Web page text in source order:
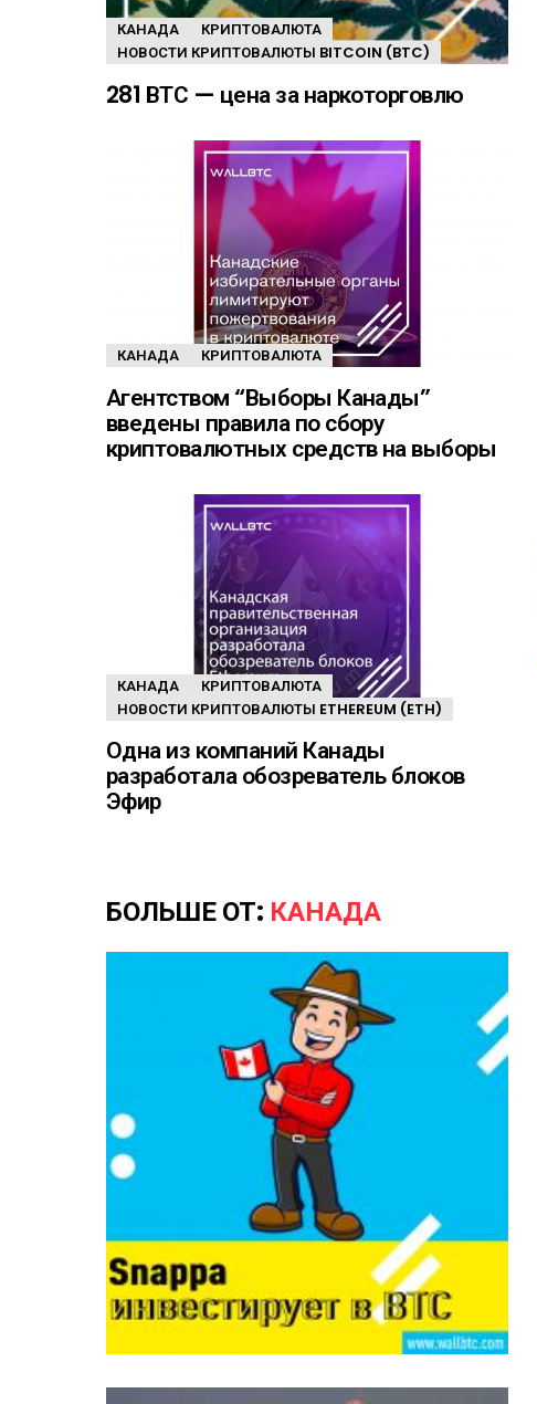
КАНАДА
КРИПТОВАЛЮТА
НОВОСТИ КРИПТОВАЛЮТЫ BITCOIN (BTC)
281 ВТС — цена за наркоторговлю
КАНАДА КРИПТОВАЛЮТА
Агентством “Выборы Канады”
введены правила по сбору
криптовалютных средств на выборы
КАНАДА
КРИПТОВАЛЮТА
НОВОСТИ КРИПТОВАЛЮТЫ ETHEREUM (ETH)
Одна из компаний Канады
разработала обозреватель блоков
Эфир
БОЛЬШЕ ОТ: КАНАДА